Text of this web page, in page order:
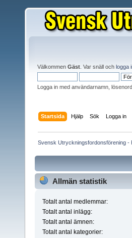
Välkommen Gäst . Var snäll och logga
Logga in med användarnamn,
Startsida Hjälp Sök Logga in
Svensk Utryckningsfordonsförening -
Allmän statistik
Totalt antal medlemmar:
Totalt antal inlägg:
Totalt antal ämnen:
Totalt antal kategorier: